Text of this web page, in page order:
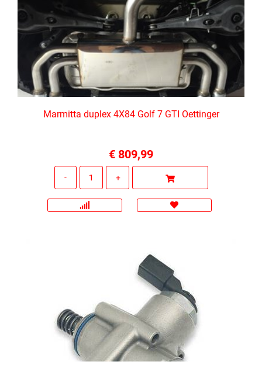
Marmitta duplex 4X84 Golf 7 GTI Oettinger
€ 809,99